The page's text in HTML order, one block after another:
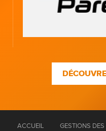
ACCUEIL GESTIONS